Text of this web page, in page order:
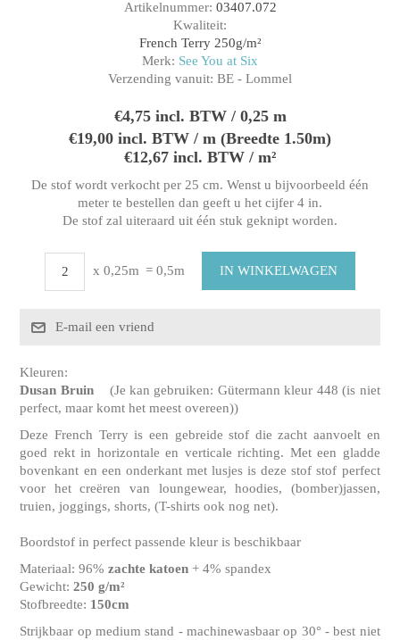
Artikelnummer: 03407.072
Kwaliteit:
French Terry 250g/m²
Merk: See You at Six
Verzending vanuit: BE - Lommel
€4,75 incl. BTW / 0,25 m
€19,00 incl. BTW / m (Breedte 1.50m)
€12,67 incl. BTW / m²
De stof wordt verkocht per 25 cm. Wenst u bijvoorbeeld één
meter te bestellen dan geeft u het cijfer 4 in.
De stof zal uiteraard uit één stuk geknipt worden.
x 0,25m = 0,5m
Kleuren:
Dusan Bruin(Je kan gebruiken: Gütermann kleur 448 (is niet
perfect, maar komt het meest overeen))
Deze French Terry is een gebreide stof die zacht aanvoelt en
goed rekt in horizontale en verticale richting. Met een gladde
bovenkant en een onderkant met lusjes is deze stof stof perfect
voor het creëren van loungewear, hoodies, (bomber)jassen,
truien, joggings, shorts, (T-shirts ook nog net).
Boordstof in perfect passende kleur is beschikbaar
Materiaal: 96%zachte katoen + 4% spandex
Gewicht:250 g/m²
Stofbreedte: 150cm
Strijkbaar op medium stand - machinewasbaar op 30° - best niet